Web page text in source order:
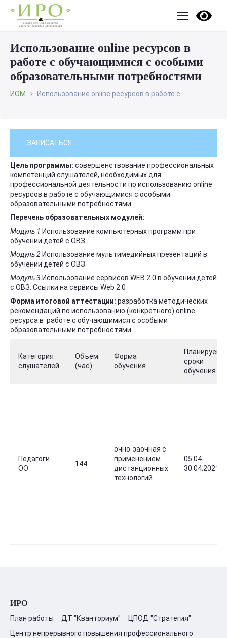
Использование online ресурсов в
работе с обучающимися с особыми
образовательными потребностями
ИОМ Использование online ресурсов в работе с...
ЗАПИСАТЬСЯ
Цель программы: совершенствование профессиональных
компетенций слушателей, необходимых для
профессиональной деятельности по использованию online
ресурсов в работе с обучающимися с особыми
образовательными потребностями
Перечень образовательных модулей:
Модуль 1 Использование компьютерных программ при
обучении детей с ОВЗ.
Модуль 2 Использование мультимедийных презентаций в
обучении детей с ОВЗ.
Модуль 3 Использование сервисов WEB 2.0 в обучении детей
с ОВЗ. Ссылки на сервисы Web 2.0
Форма итоговой аттестации: разработка методических
рекомендаций по использованию (конкретного) online-
ресурса в работе с обучающимися с особыми
образовательными потребностями
Категория
слушателей
Объем
(час)
Форма
обучения
сроки
обучения
Педагоги
ОО
144
очно-заочная с
применением
дистанционных
технологий
05.04-
30.04.2021
ИРО
План работы ДТ "Кванториум"
ЦПОД "Стратегия"
Центр непрерывного повышения профессионального